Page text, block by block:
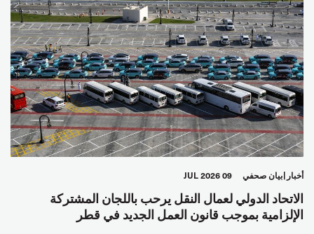
أخبار بيان صحفي 09 JUL 2026
الاتحاد الدولي لعمال النقل يرحب باللجان المشتركة
الإلزامية بموجب قانون العمل الجديد في قطر